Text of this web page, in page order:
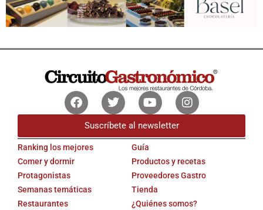
FacebookTwitterYoutubeInstagram
Suscríbete al newsletter
Ranking los mejores
Comer y dormir
Protagonistas
Semanas temáticas
Restaurantes
Guía
Productos y recetas
Proveedores Gastro
Tienda
¿Quiénes somos?